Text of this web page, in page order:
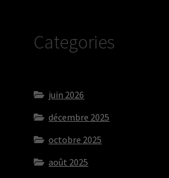
Categories
juin 2026
décembre 2025
octobre 2025
août 2025